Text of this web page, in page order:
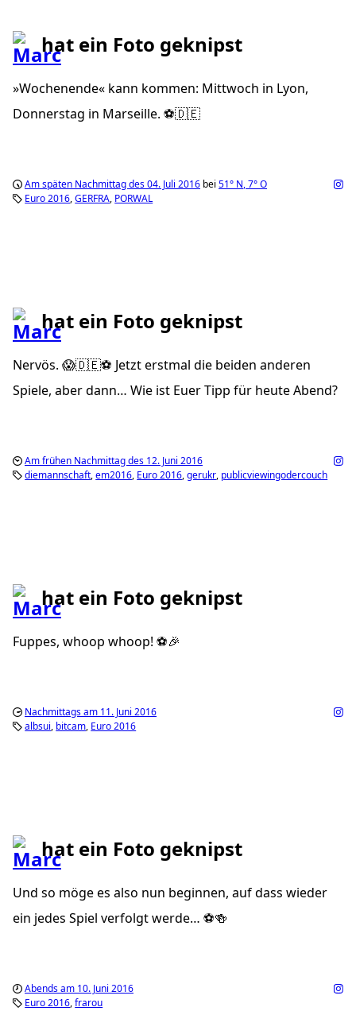
hat ein Foto geknipst
»Wochenende« kann kommen: Mittwoch in Lyon,
Donnerstag in Marseille. ⚽️🇩🇪
Am späten Nachmittag des 04. Juli 2016 bei 51° N,7°O
Euro 2016 GERFRA PORWAL
hat ein Foto geknipst
Nervös. 😱🇩🇪⚽️ Jetzt erstmal die beiden anderen
Spiele, aber dann… Wie ist Euer Tipp für heute Abend?
Am frühen Nachmittag des 12. Juni 2016
diemannschaft em2016 Euro 2016 gerukr publicviewingodercouch
hat ein Foto geknipst
Fuppes, whoop whoop! ⚽️🎉
Nachmittags am 11. Juni 2016
albsui bitcam Euro 2016
hat ein Foto geknipst
Und so möge es also nun beginnen, auf dass wieder
ein jedes Spiel verfolgt werde… ⚽️🍻
Abends am 10. Juni 2016
Euro 2016 frarou